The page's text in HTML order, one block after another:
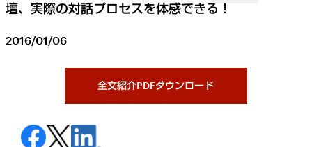
壇、実際の対話プロセスを体感できる！
2016/01/06
全文紹介PDFダウンロード